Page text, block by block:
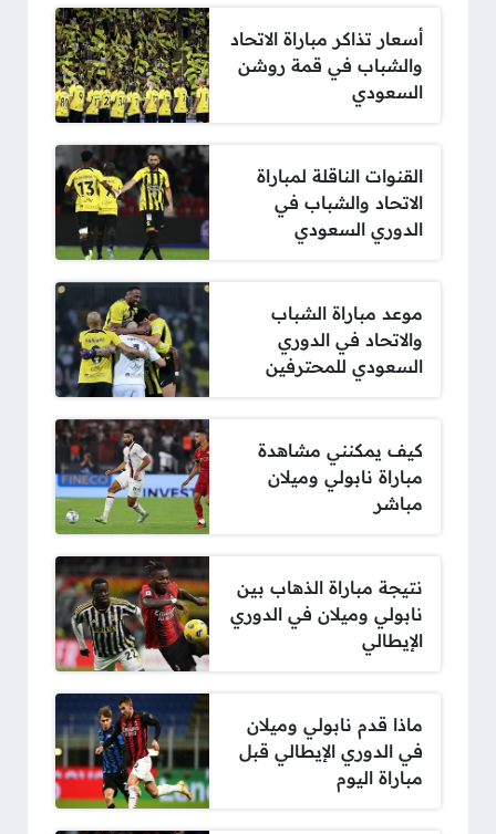
أسعار تذاكر مباراة الاتحاد
والشباب في قمة روشن
السعودي
القنوات الناقلة لمباراة
الاتحاد والشباب في
الدوري السعودي
موعد مباراة الشباب
والاتحاد في الدوري
السعودي للمحترفين
كيف يمكنني مشاهدة
مباراة نابولي وميلان
مباشر
نتيجة مباراة الذهاب بين
نابولي وميلان في الدوري
الإيطالي
ماذا قدم نابولي وميلان
في الدوري الإيطالي قبل
مباراة اليوم